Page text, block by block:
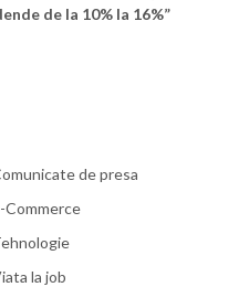
de la 10% la 16%”
de presa
Commerce
la job